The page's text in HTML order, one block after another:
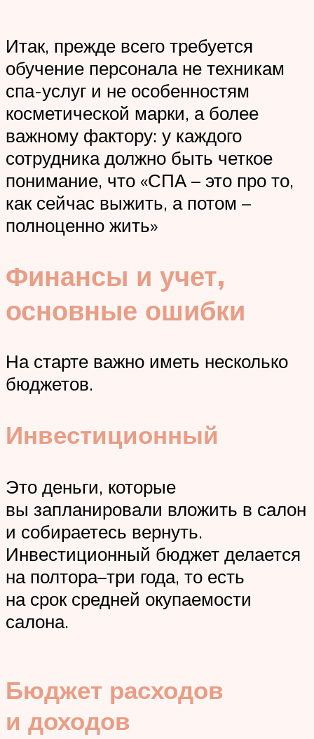
Итак, прежде всего требуется
обучение персонала не техникам
спа-услуг и не особенностям
косметической марки, а более
важному фактору: у каждого
сотрудника должно быть четкое
понимание, что «СПА – это про то,
как сейчас выжить, а потом –
полноценно жить»
Финансы и учет,
основные ошибки
На старте важно иметь несколько
бюджетов.
Инвестиционный
Это деньги, которые
вы запланировали вложить в салон
и собираетесь вернуть.
Инвестиционный бюджет делается
на полтора–три года, то есть
на срок средней окупаемости
салона.
Бюджет расходов
и доходов